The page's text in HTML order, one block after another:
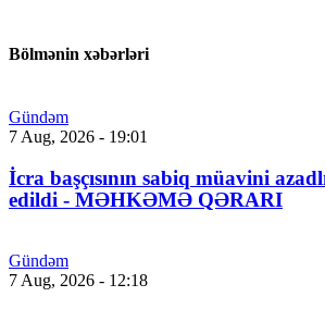
Bölmənin xəbərləri
Gündəm
7 Aug, 2026 - 19:01
İcra başçısının sabiq müavini
edildi - MƏHKƏMƏ QƏRARI
Gündəm
7 Aug, 2026 - 12:18